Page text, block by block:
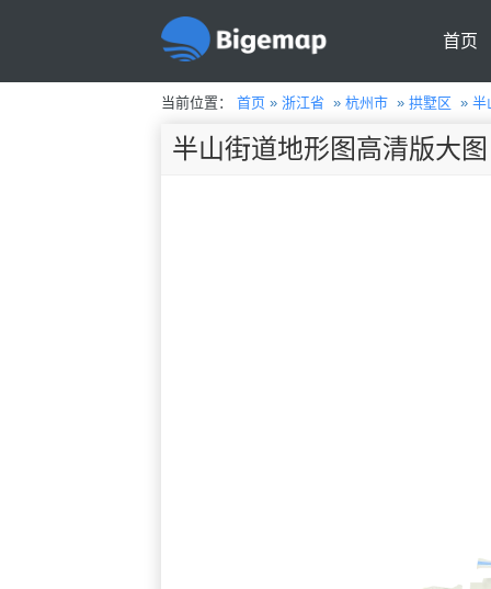
首页
当前位置： 首页» 浙江省 » 杭州市» 拱墅区 » 半
半山街道地形图高清版大图